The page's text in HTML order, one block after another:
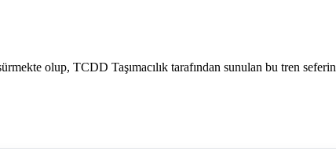
olup, TCDD Taşımacılık tarafından sunulan bu tren